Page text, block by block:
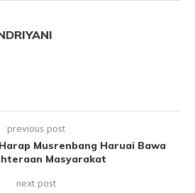
previous post
Musrenbang Haruai Bawa
Masyarakat
next post